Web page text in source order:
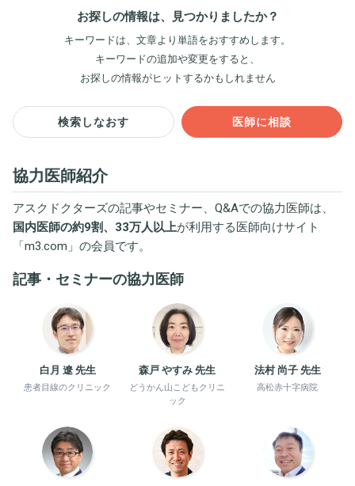
お探しの情報は、見つかりましたか？
キーワードは、文章より単語をおすすめします。
キーワードの追加や変更をすると、
お探しの情報がヒットするかもしれません
検索しなおす 医師に相談
協力医師紹介
アスクドクターズの記事やセミナー、Q&Aでの協力医師は、
国内医師の約9割、33万人以上が利用する医師向けサイト
「m3.com 」の会員です。
記事・セミナーの協力医師
白月 遼 先生
患者目線のクリニック
森戸 やすみ 先生
どうかん山こどもクリニ
ック
法村 尚子 先生
高松赤十字病院